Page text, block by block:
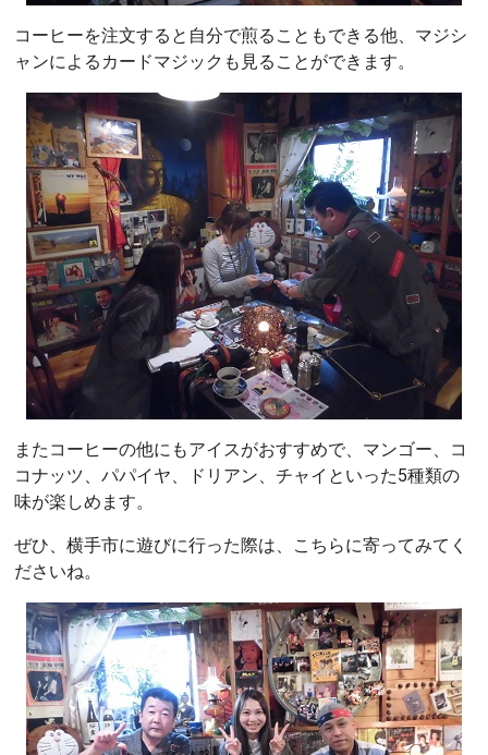
コーヒーを注文すると自分で煎ることもできる他、マジシ
ャンによるカードマジックも見ることができます。
またコーヒーの他にもアイスがおすすめで、マンゴー、コ
コナッツ、パパイヤ、ドリアン、チャイといった5種類の
味が楽しめます。
ぜひ、横手市に遊びに行った際は、こちらに寄ってみてく
ださいね。